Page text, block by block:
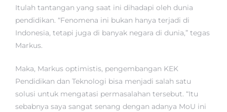
Itulah tantangan yang saat ini dihadapi oleh dunia
pendidikan. “Fenomena ini bukan hanya terjadi di
Indonesia, tetapi juga di banyak negara di dunia,” tegas
Markus.
Maka, Markus optimistis, pengembangan KEK
Pendidikan dan Teknologi bisa menjadi salah satu
solusi untuk mengatasi permasalahan tersebut. “Itu
sebabnya saya sangat senang dengan adanya MoU ini